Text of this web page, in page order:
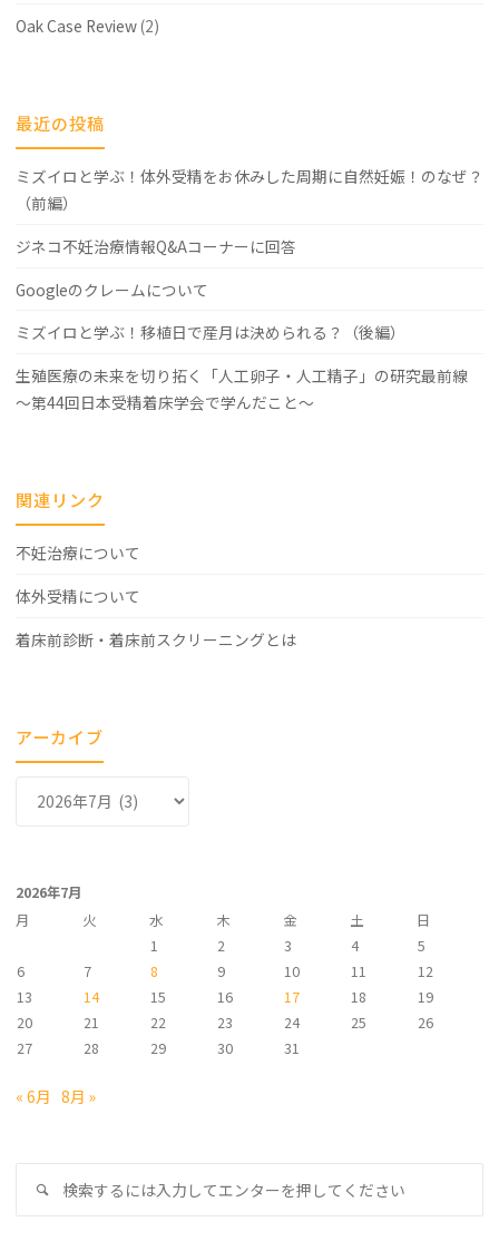
Oak Case Review(2)
最近の投稿
ミズイロと学ぶ！体外受精をお休みした周期に自然妊娠！のなぜ？
（前編）
ジネコ不妊治療情報Q&Aコーナーに回答
Googleのクレームについて
ミズイロと学ぶ！移植日で産月は決められる？（後編）
生殖医療の未来を切り拓く「人工卵子・人工精子」の研究最前線
～第44回日本受精着床学会で学んだこと～
関連リンク
不妊治療について
体外受精について
着床前診断・着床前スクリーニングとは
アーカイブ
ブ
2026年7月
月
火 水 木 金 土
日
1
2 3 4
5
6
7 8 9 10 11
12
13
14 15 16 17 18
19
20
21 22 23 24 25
26
27
28 29 30 31
« 6月 8月 »
検